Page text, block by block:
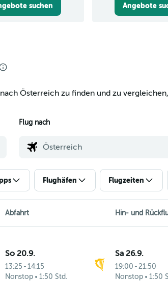
suchen Angebote
Österreich zu finden und zu
Flug nach
Flughäfen Flugzeiten
Abfahrt Hin- und
So 20.9.
13:25 - 14:15
Nonstop
1:50 Std.
Sa 26.9.
19:00 - 21:50
Nonstop
1:50